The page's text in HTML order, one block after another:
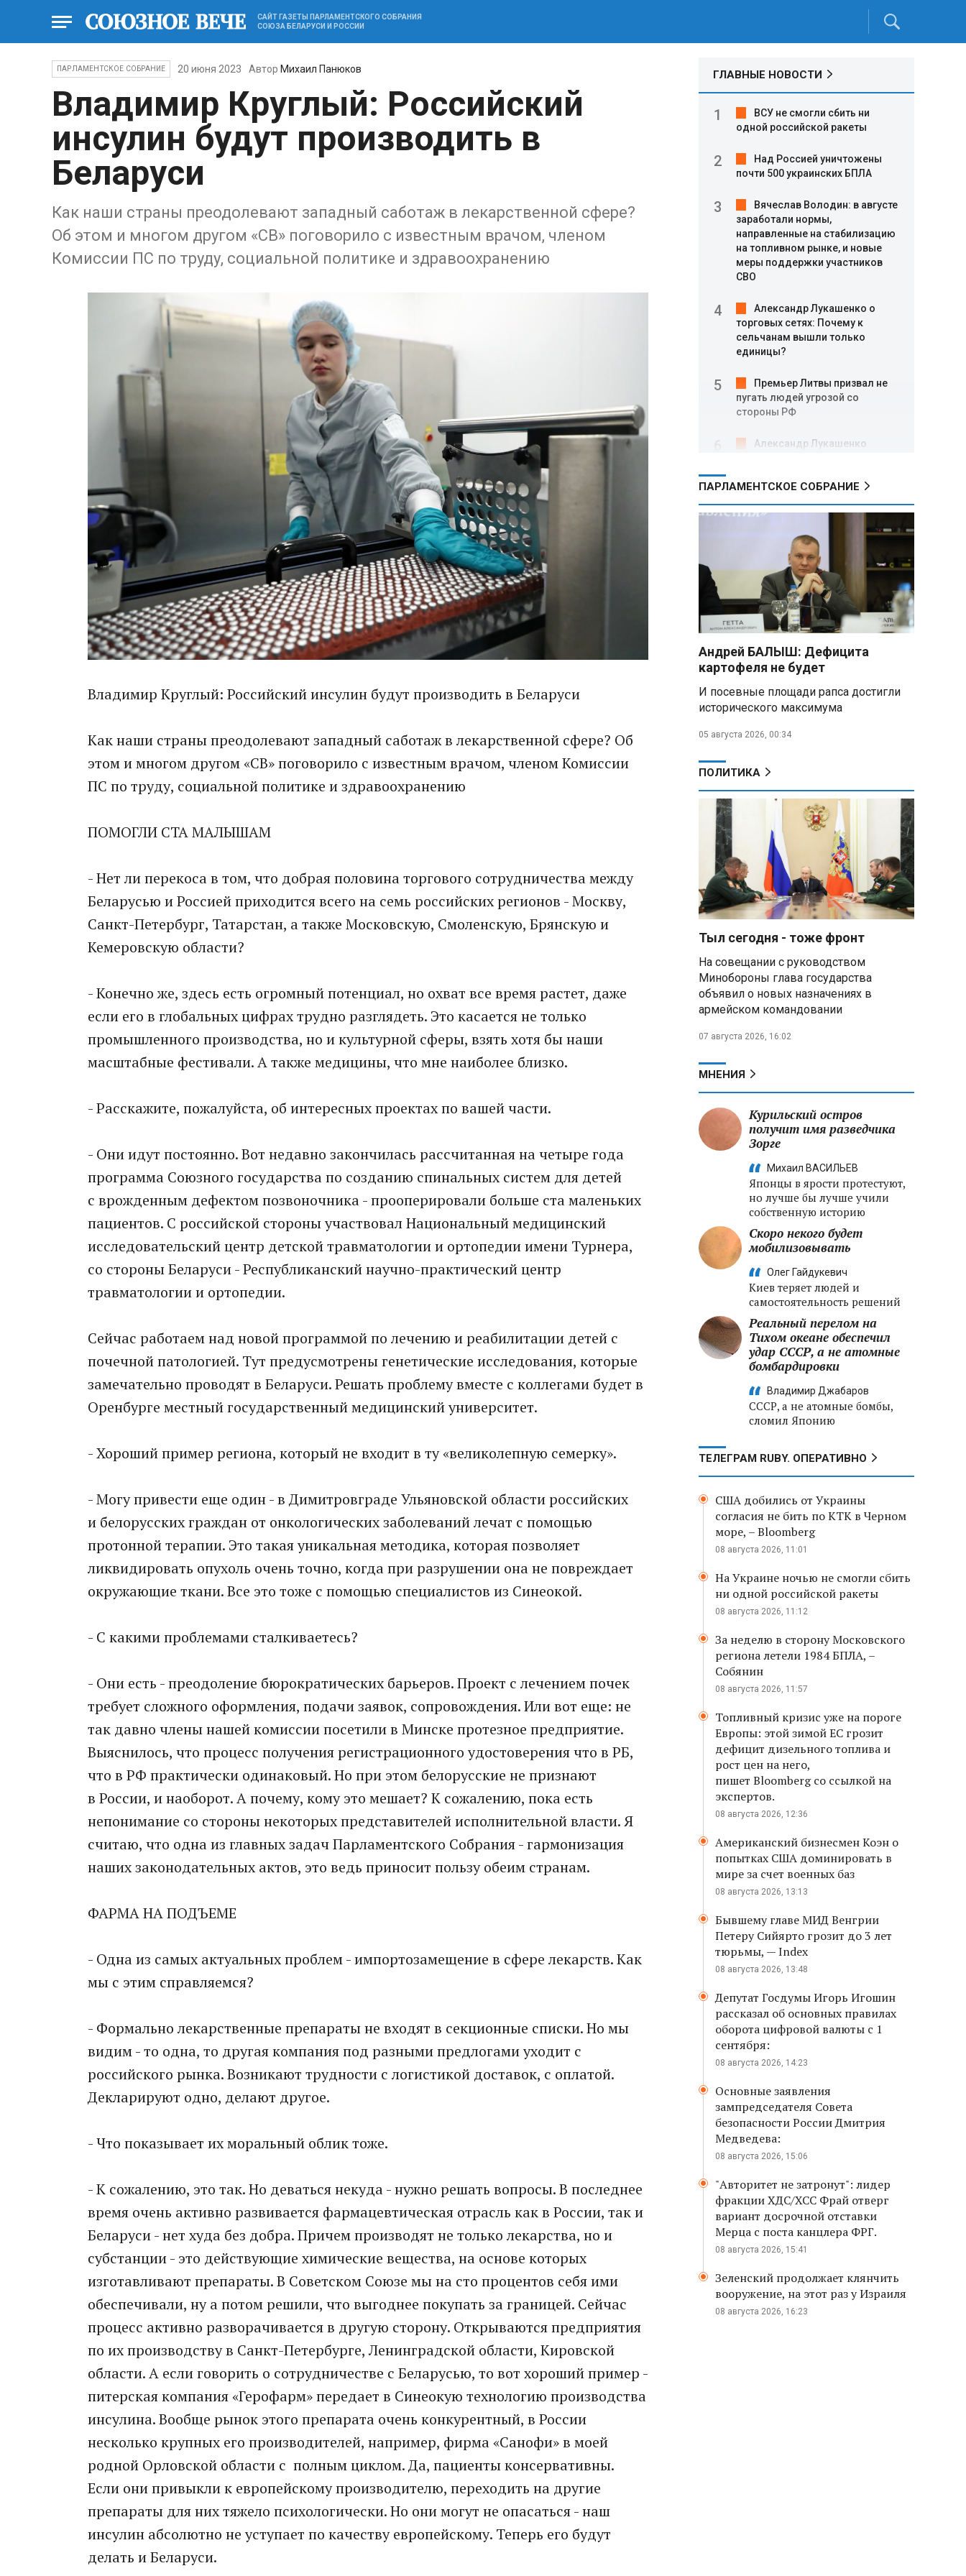
САЙТ ГАЗЕТЫ ПАРЛАМЕНТСКОГО СОБРАНИЯ
СОЮЗА БЕЛАРУСИ И РОССИИ
ПАРЛАМЕНТСКОЕ СОБРАНИЕ 20 июня 2023 Автор Михаил Панюков
Владимир Круглый: Российский
инсулин будут производить в
Беларуси
Как наши страны преодолевают западный саботаж в лекарственной сфере?
Об этом и многом другом «СВ» поговорило с известным врачом, членом
Комиссии ПС по труду, социальной политике и здравоохранению
Владимир Круглый: Российский инсулин будут производить в Беларуси
Как наши страны преодолевают западный саботаж в лекарственной сфере? Об
этом и многом другом «СВ» поговорило с известным врачом, членом Комиссии
ПС по труду, социальной политике и здравоохранению
ПОМОГЛИ СТА МАЛЫШАМ
- Нет ли перекоса в том, что добрая половина торгового сотрудничества между
Беларусью и Россией приходится всего на семь российских регионов - Москву,
Санкт-Петербург, Татарстан, а также Московскую, Смоленскую, Брянскую и
Кемеровскую области?
- Конечно же, здесь есть огромный потенциал, но охват все время растет, даже
если его в глобальных цифрах трудно разглядеть. Это касается не только
промышленного производства, но и культурной сферы, взять хотя бы наши
масштабные фестивали. А также медицины, что мне наиболее близко.
- Расскажите, пожалуйста, об интересных проектах по вашей части.
- Они идут постоянно. Вот недавно закончилась рассчитанная на четыре года
программа Союзного государства по созданию спинальных систем для детей
с врожденным дефектом позвоночника - прооперировали больше ста маленьких
пациентов. С российской стороны участвовал Национальный медицинский
исследовательский центр детской травматологии и ортопедии имени Турнера,
со стороны Беларуси - Республиканский научно-практический центр
травматологии и ортопедии.
Сейчас работаем над новой программой по лечению и реабилитации детей с
почечной патологией. Тут предусмотрены генетические исследования, которые
замечательно проводят в Беларуси. Решать проблему вместе с коллегами будет в
Оренбурге местный государственный медицинский университет.
- Хороший пример региона, который не входит в ту «великолепную семерку».
- Могу привести еще один - в Димитровграде Ульяновской области российских
и белорусских граждан от онкологических заболеваний лечат с помощью
протонной терапии. Это такая уникальная методика, которая позволяет
ликвидировать опухоль очень точно, когда при разрушении она не повреждает
окружающие ткани. Все это тоже с помощью специалистов из Синеокой.
- С какими проблемами сталкиваетесь?
- Они есть - преодоление бюрократических барьеров. Проект с лечением почек
требует сложного оформления, подачи заявок, сопровождения. Или вот еще: не
так давно члены нашей комиссии посетили в Минске протезное предприятие.
Выяснилось, что процесс получения регистрационного удостоверения что в РБ,
что в РФ практически одинаковый. Но при этом белорусские не признают
в России, и наоборот. А почему, кому это мешает? К сожалению, пока есть
непонимание со стороны некоторых представителей исполнительной власти. Я
считаю, что одна из главных задач Парламентского Собрания - гармонизация
наших законодательных актов, это ведь приносит пользу обеим странам.
ФАРМА НА ПОДЪЕМЕ
- Одна из самых актуальных проблем - импортозамещение в сфере лекарств. Как
мы с этим справляемся?
- Формально лекарственные препараты не входят в секционные списки. Но мы
видим - то одна, то другая компания под разными предлогами уходит с
российского рынка. Возникают трудности с логистикой доставок, с оплатой.
Декларируют одно, делают другое.
- Что показывает их моральный облик тоже.
- К сожалению, это так. Но деваться некуда - нужно решать вопросы. В последнее
время очень активно развивается фармацевтическая отрасль как в России, так и
Беларуси - нет худа без добра. Причем производят не только лекарства, но и
субстанции - это действующие химические вещества, на основе которых
изготавливают препараты. В Советском Союзе мы на сто процентов себя ими
обеспечивали, ну а потом решили, что выгоднее покупать за границей. Сейчас
процесс активно разворачивается в другую сторону. Открываются предприятия
по их производству в Санкт-Петербурге, Ленинградской области, Кировской
области. А если говорить о сотрудничестве с Беларусью, то вот хороший пример -
питерская компания «Герофарм» передает в Синеокую технологию производства
инсулина. Вообще рынок этого препарата очень конкурентный, в России
несколько крупных его производителей, например, фирма «Санофи» в моей
родной Орловской области с полным циклом. Да, пациенты консервативны.
Если они привыкли к европейскому производителю, переходить на другие
препараты для них тяжело психологически. Но они могут не опасаться - наш
инсулин абсолютно не уступает по качеству европейскому. Теперь его будут
делать и Беларуси.
ГЛАВНЫЕ НОВОСТИ
ВСУ не смогли сбить ни
одной российской ракеты
Над Россией уничтожены
почти 500 украинских БПЛА
Вячеслав Володин: в августе
заработали нормы,
направленные на стабилизацию
на топливном рынке, и новые
меры поддержки участников
СВО
Александр Лукашенко о
торговых сетях: Почему к
сельчанам вышли только
единицы?
Премьер Литвы призвал не
пугать людей угрозой со
стороны РФ
Александр Лукашенко
НАТО
В Белгородской области при
новых атаках ВСУ пострадали
еще четыре человека
Александр Лукашенко о
работе Белкоопсоюза: «Если это
так, это жуть»
самых популярных зарубежных
городов у российских туристов
Минобороны РФ: при
освобождении Анискино ВСУ
военных сдалась в плен
Александр Лукашенко:
Россияне «услышали батьку» и
скупают пустующие дома в
белорусских деревнях
Алесандр Лукашенко назвал
работу сельской торговли
«неудовлетворительной» и
возмутился «просрочкой и
тухлятиной»
Владимир Путин обсудил с
меры по защите инфраструктуры
от терактов
Минобороны РФ: «Искандер»
ВСУ в Днепропетровской
e‑торговле, биржевому рынку и
ученым званиям
ПАРЛАМЕНТСКОЕ СОБРАНИЕ
Андрей БАЛЫШ: Дефицита
картофеля не будет
И посевные площади рапса достигли
исторического максимума
05 августа 2026, 00:34
ПОЛИТИКА
Тыл сегодня - тоже фронт
На совещании с руководством
Минобороны глава государства
объявил о новых назначениях в
армейском командовании
07 августа 2026, 16:02
МНЕНИЯ
Курильский остров
получит имя разведчика
Зорге
Михаил ВАСИЛЬЕВ
Японцы в ярости протестуют,
но лучше бы лучше учили
собственную историю
Скоро некого будет
мобилизовывать
Олег Гайдукевич
Киев теряет людей и
самостоятельность решений
Реальный перелом на
Тихом океане обеспечил
удар СССР, а не атомные
бомбардировки
Владимир Джабаров
СССР, а не атомные бомбы,
сломил Японию
ТЕЛЕГРАМ RUBY. ОПЕРАТИВНО
США добились от Украины
согласия не бить по КТК в Черном
море, – Bloomberg
08 августа 2026, 11:01
На Украине ночью не смогли сбить
ни одной российской ракеты
08 августа 2026, 11:12
За неделю в сторону Московского
региона летели 1984 БПЛА, –
Собянин
08 августа 2026, 11:57
Топливный кризис уже на пороге
Европы: этой зимой ЕС грозит
дефицит дизельного топлива и
рост цен на него,
пишет Bloomberg со ссылкой на
экспертов.
08 августа 2026, 12:36
Американский бизнесмен Коэн о
попытках США доминировать в
мире за счет военных баз
08 августа 2026, 13:13
Бывшему главе МИД Венгрии
Петеру Сийярто грозит до 3 лет
тюрьмы, — Index
08 августа 2026, 13:48
Депутат Госдумы Игорь Игошин
рассказал об основных правилах
оборота цифровой валюты с 1
сентября:
08 августа 2026, 14:23
Основные заявления
зампредседателя Совета
безопасности России Дмитрия
Медведева:
08 августа 2026, 15:06
"Авторитет не затронут": лидер
фракции ХДС/ХСС Фрай отверг
вариант досрочной отставки
Мерца с поста канцлера ФРГ.
08 августа 2026, 15:41
Зеленский продолжает клянчить
вооружение, на этот раз у Израиля
08 августа 2026, 16:23